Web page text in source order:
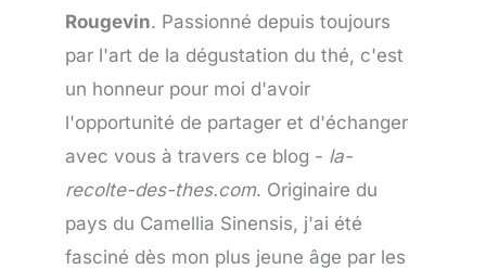
Rougevin. Passionné depuis toujours
par l'art de la dégustation du thé, c'est
un honneur pour moi d'avoir
l'opportunité de partager et d'échanger
avec vous à travers ce blog - la-
recolte-des-thes.com. Originaire du
pays du Camellia Sinensis, j'ai été
fasciné dès mon plus jeune âge par les